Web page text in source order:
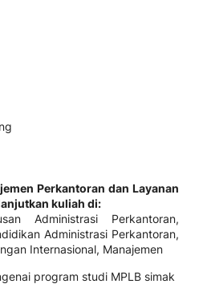
Perkantoran dan Layanan
kuliah di:
Administrasi Perkantoran,
Administrasi Perkantoran,
Internasional, Manajemen
program studi MPLB simak